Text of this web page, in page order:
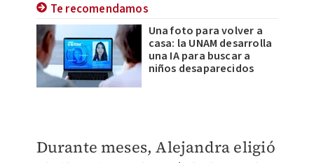
Te recomendamos
Una foto para volver a
casa: la UNAM desarrolla
una IA para buscar a
niños desaparecidos
Durante meses, Alejandra eligió